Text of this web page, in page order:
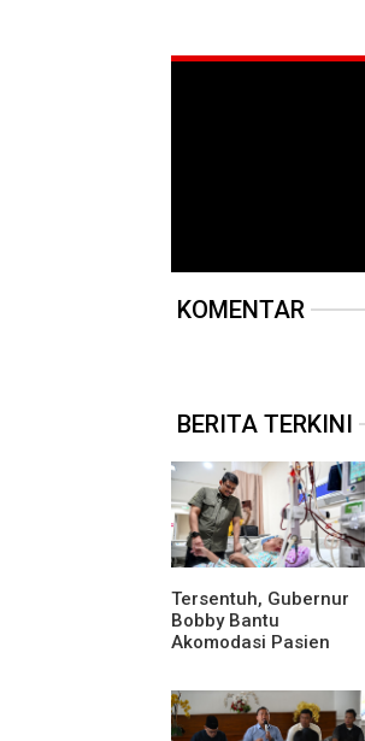
KOMENTAR
BERITA TERKINI
Tersentuh, Gubernur
Bobby Bantu
Akomodasi Pasien
Tiroid di RSUD
Thomsen